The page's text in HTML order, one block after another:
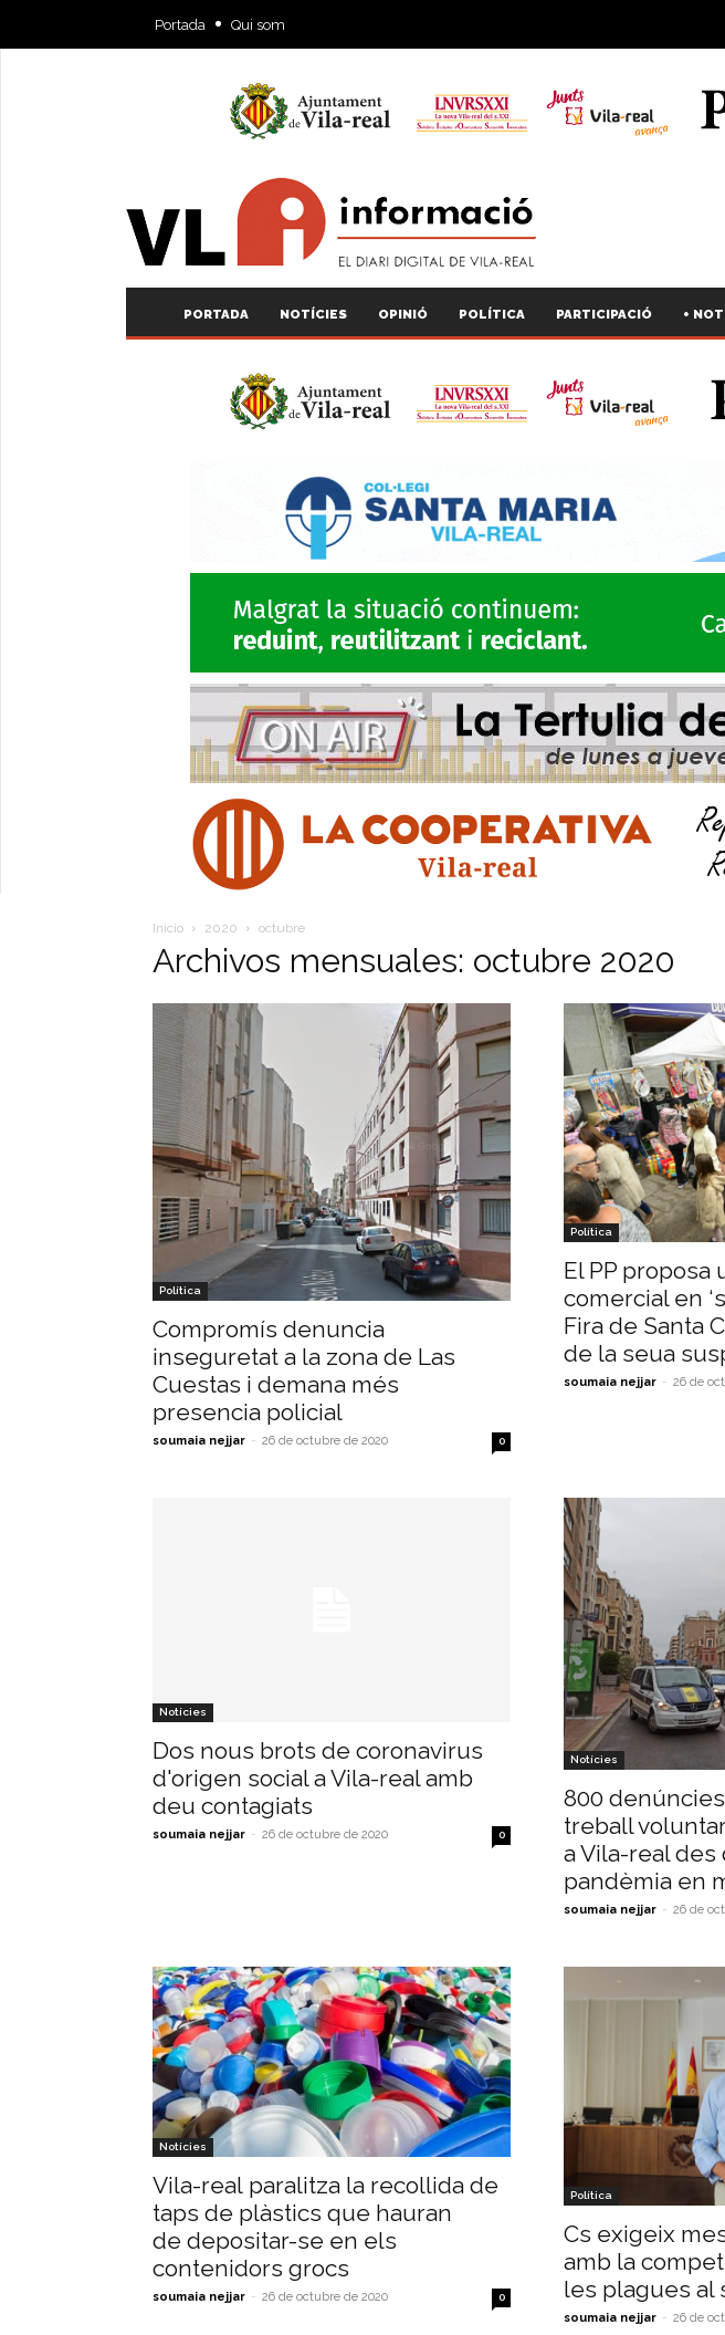
Portada Qui som
PORTADA NOTÍCIES OPINIÓ POLÍTICA PARTICIPACIÓ +
Inicio 2020 octubre
Archivos mensuales: octubre 2020
Política
Compromís denuncia
inseguretat a la zona de Las
Cuestas i demana més
presencia policial
soumaia nejjar - 26 de octubre de 2020 0
Política
El PP proposa
comercial en
Fira de Santa
de la seua
soumaia nejjar - 26 de
Notícies
Dos nous brots de coronavirus
d'origen social a Vila-real amb
deu contagiats
soumaia nejjar - 26 de octubre de 2020 0
Notícies
800
treball
a Vila-real
pandèmia en
soumaia nejjar - 26 de
Notícies
Vila-real paralitza la recollida de
taps de plàstics que hauran
de depositar-se en els
contenidors grocs
soumaia nejjar - 26 de octubre de 2020 0
Política
Cs exigeix
amb la
les plagues al
soumaia nejjar - 26 de